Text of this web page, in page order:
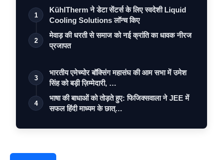
1
KühlTherm ने डेटा सेंटर्स के लिए स्वदेशी Liquid
Cooling Solutions लॉन्च किए
2
मेवाड़ की धरती से समाज को नई क्रांति का धावक नीरज
प्रजापत
3
भारतीय एमेच्योर बॉक्सिंग महासंघ की आम सभा में उमेश
सिंह को बड़ी ज़िम्मेदारी, …
4
भाषा की बाधाओं को तोड़ते हुए: फिजिक्सवाला ने JEE में
सफल हिंदी माध्यम के छात्…